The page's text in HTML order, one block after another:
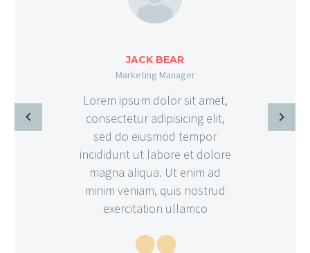
JACK BEAR
Marketing Manager
Lorem ipsum dolor sit amet,
consectetur adipisicing elit,
sed do eiusmod tempor
incididunt ut labore et dolore
magna aliqua. Ut enim ad
minim veniam, quis nostrud
exercitation ullamco